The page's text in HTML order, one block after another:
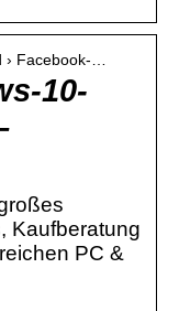
Facebook-…
10-
Kaufberatung
PC &